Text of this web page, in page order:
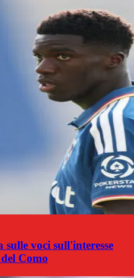
voci sull'interesse
Como